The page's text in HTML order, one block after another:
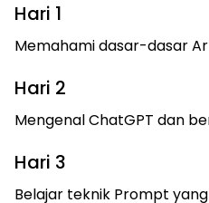
Hari 1
Memahami dasar-dasar
Hari 2
Mengenal ChatGPT dan
Hari 3
Belajar teknik Prompt